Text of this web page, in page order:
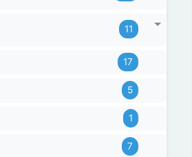
11
17
5
1
7